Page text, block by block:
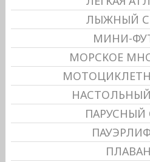
ЛЫЖНЫЙ
МИНИ-
МОРСКОЕ
ПАРУСНЫЙ